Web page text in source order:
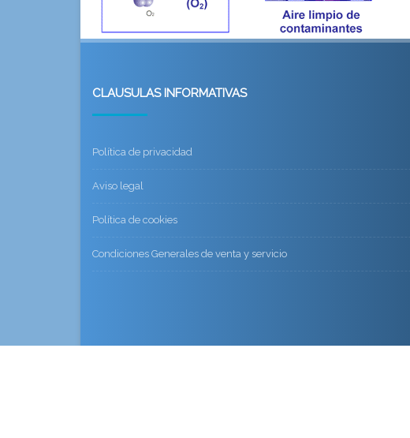
CLAUSULAS INFORMATIVAS
Política de privacidad
Aviso legal
Política de cookies
Condiciones Generales de venta y servicio